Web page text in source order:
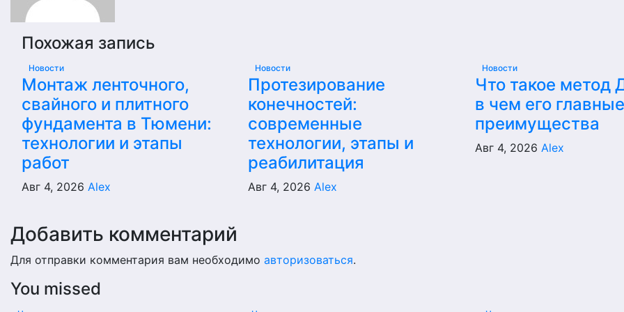
Похожая запись
Новости
Монтаж ленточного,
свайного и плитного
фундамента в Тюмени:
технологии и этапы
работ
Авг 4, 2026 Alex
Новости
Протезирование
конечностей:
современные
технологии, этапы и
реабилитация
Авг 4, 2026Alex
Новости
Что такое метод
в чем его главные
преимущества
Авг 4, 2026 Alex
Добавить комментарий
Для отправки комментария вам необходимо авторизоваться.
You missed